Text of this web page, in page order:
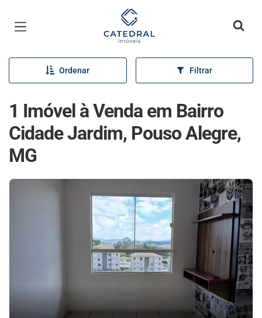
Página inicial
Ordenar Filtrar
1 Imóvel à Venda em Bairro
Cidade Jardim, Pouso Alegre,
MG